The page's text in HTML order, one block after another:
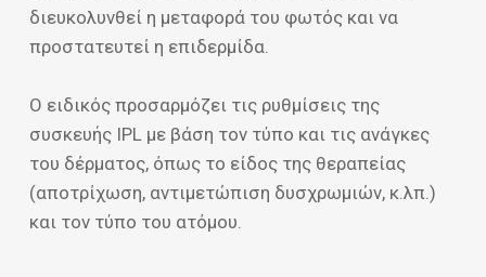
διευκολυνθεί η μεταφορά του φωτός και να
προστατευτεί η επιδερμίδα.
Ο ειδικός προσαρμόζει τις ρυθμίσεις της
συσκευής IPL με βάση τον τύπο και τις ανάγκες
του δέρματος, όπως το είδος της θεραπείας
(αποτρίχωση, αντιμετώπιση δυσχρωμιών, κ.λπ.)
και τον τύπο του ατόμου.